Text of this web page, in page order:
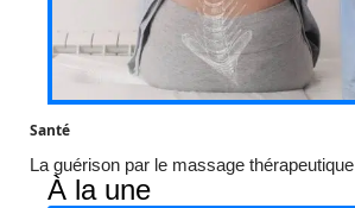
Santé
La guérison par le massage thérapeutique
À la une